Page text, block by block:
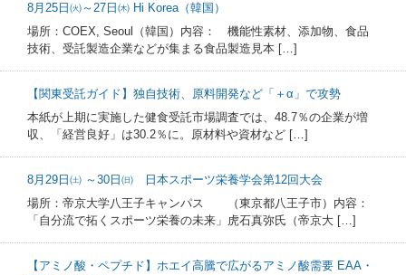
8月25日㈫～27日㈭ Hi Korea（韓国）
場所：COEX, Seoul（韓国）内容： 機能性素材、添加物、食品
技術、受託製造企業などが集まる食品製造見本 […]
【関東受託ガイド】独自技術、原料開発など「＋α」で攻勢
本紙が上期に実施した健食受託市場調査では、48.7％の企業が増
収、「経営良好」は30.2％に。原材料や資材など […]
8月29日㈯ ～30日㈰ 日本スポーツ栄養学会第12回大会
場所：帝京大学八王子キャンパス （東京都八王子市）内容：
「自分流で拓くスポーツ栄養の未来」虎石真弥氏（帝京大 […]
【アミノ酸・ペプチド】ホエイ高騰で広がるアミノ酸需要 EAA・